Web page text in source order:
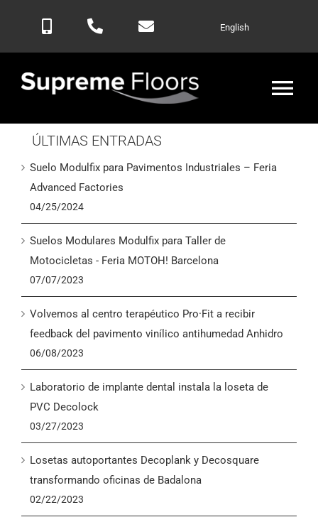
English
Inicio
Productos
Contactar
English
ÚLTIMAS ENTRADAS
Suelo Modulfix para Pavimentos Industriales – Feria
Advanced Factories
04/25/2024
Suelos Modulares Modulfix para Taller de
Motocicletas - Feria MOTOH! Barcelona
07/07/2023
Volvemos al centro terapéutico Pro·Fit a recibir
feedback del pavimento vinílico antihumedad Anhidro
06/08/2023
Laboratorio de implante dental instala la loseta de
PVC Decolock
03/27/2023
Losetas autoportantes Decoplank y Decosquare
transformando oficinas de Badalona
02/22/2023